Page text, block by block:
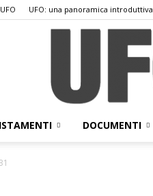
UFO: una panoramica introduttiva
DOCUMENTI